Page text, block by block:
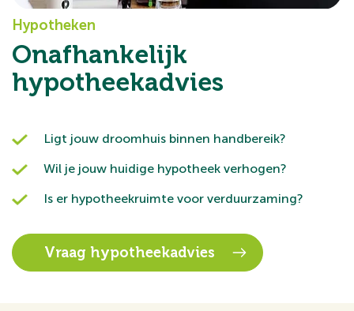
Hypotheken
Onafhankelijk
hypotheekadvies
Ligt jouw droomhuis binnen handbereik?
Wil je jouw huidige hypotheek verhogen?
Is er hypotheekruimte voor verduurzaming?
Vraag hypotheekadvies